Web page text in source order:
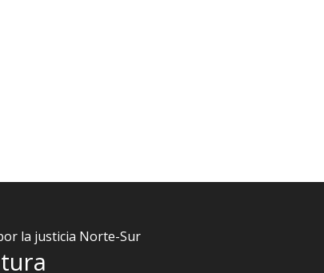
la justicia Norte-Sur